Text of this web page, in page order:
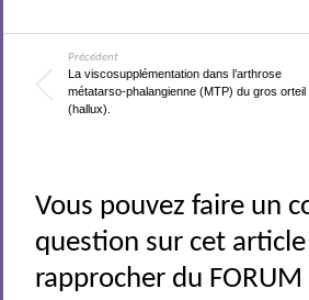
Précédent
La viscosupplémentation dans l’arthrose
métatarso-phalangienne (MTP) du gros orteil
(hallux).
Vous pouvez faire un
question sur cet
rapprocher du FORUM